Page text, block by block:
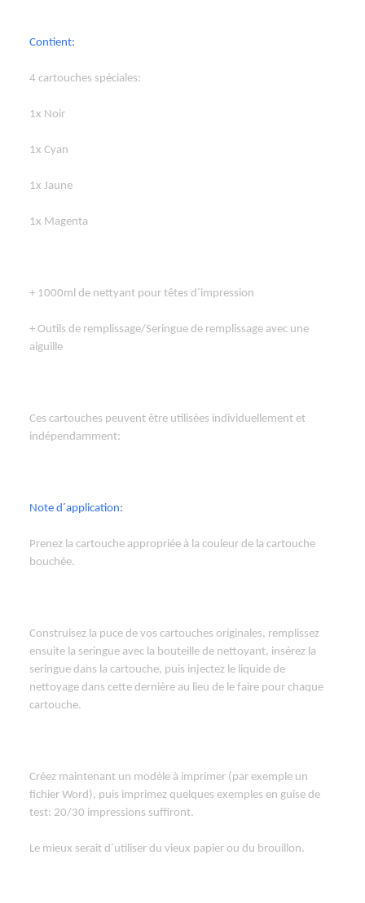
Contient:
4 cartouches spéciales:
1x Noir
1x Cyan
1x Jaune
1x Magenta
+ 1000ml de nettyant pour têtes d´impression
+ Outils de remplissage/Seringue de remplissage avec une
aiguille
Ces cartouches peuvent être utilisées individuellement et
indépendamment:
Note d´application:
Prenez la cartouche appropriée à la couleur de la cartouche
bouchée.
Construisez la puce de vos cartouches originales, remplissez
ensuite la seringue avec la bouteille de nettoyant, insérez la
seringue dans la cartouche, puis injectez le liquide de
nettoyage dans cette dernière au lieu de le faire pour chaque
cartouche.
Créez maintenant un modèle à imprimer (par exemple un
fichier Word), puis imprimez quelques exemples en guise de
test: 20/30 impressions suffiront.
Le mieux serait d´utiliser du vieux papier ou du brouillon.